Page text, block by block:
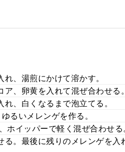
、湯煎にかけて溶かす。
、卵黄を入れて混ぜ合わせる。
、白くなるまで泡立てる。
るいメレンゲを作る。
イッパーで軽く混ぜ合わせる
。最後に残りのメレンゲを入